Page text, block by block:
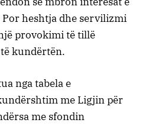
heshtja dhe servilizmi
provokimi të tillë
kundërtën.
nga tabela e
me Ligjin për
me sfondin